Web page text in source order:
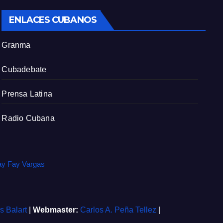
ENLACES CUBANOS
Granma
Cubadebate
Prensa Latina
Radio Cubana
Fay Vargas
Balart Webmaster: Carlos A. Peña Tellez